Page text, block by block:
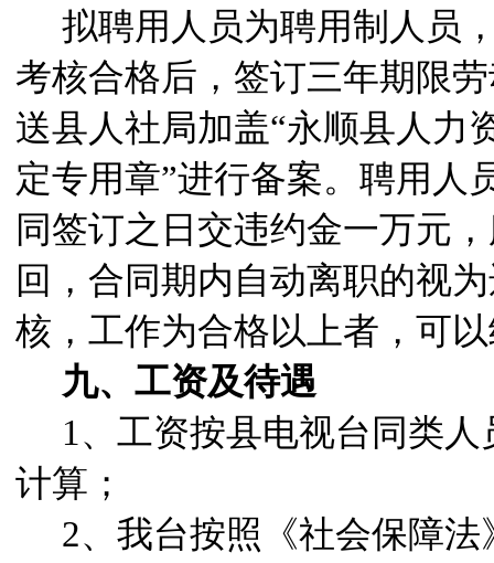
拟聘用人员为聘用制人员
考核合格后，签订三年期限
送县人社局加盖“永顺县人力
定专用章”进行备案。聘用人
同签订之日交违约金一万元
回，合同期内自动离职的视
核，工作为合格以上者，可
九、工资及待遇
1 、工资按县电视台同类
计算；
2、我台按照《社会保障